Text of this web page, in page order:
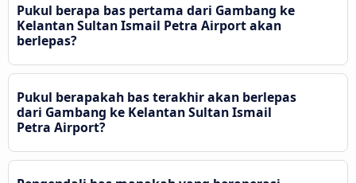
Pukul berapa bas pertama dari Gambang ke
Kelantan Sultan Ismail Petra Airport akan
berlepas?
Pukul berapakah bas terakhir akan berlepas
dari Gambang ke Kelantan Sultan Ismail
Petra Airport?